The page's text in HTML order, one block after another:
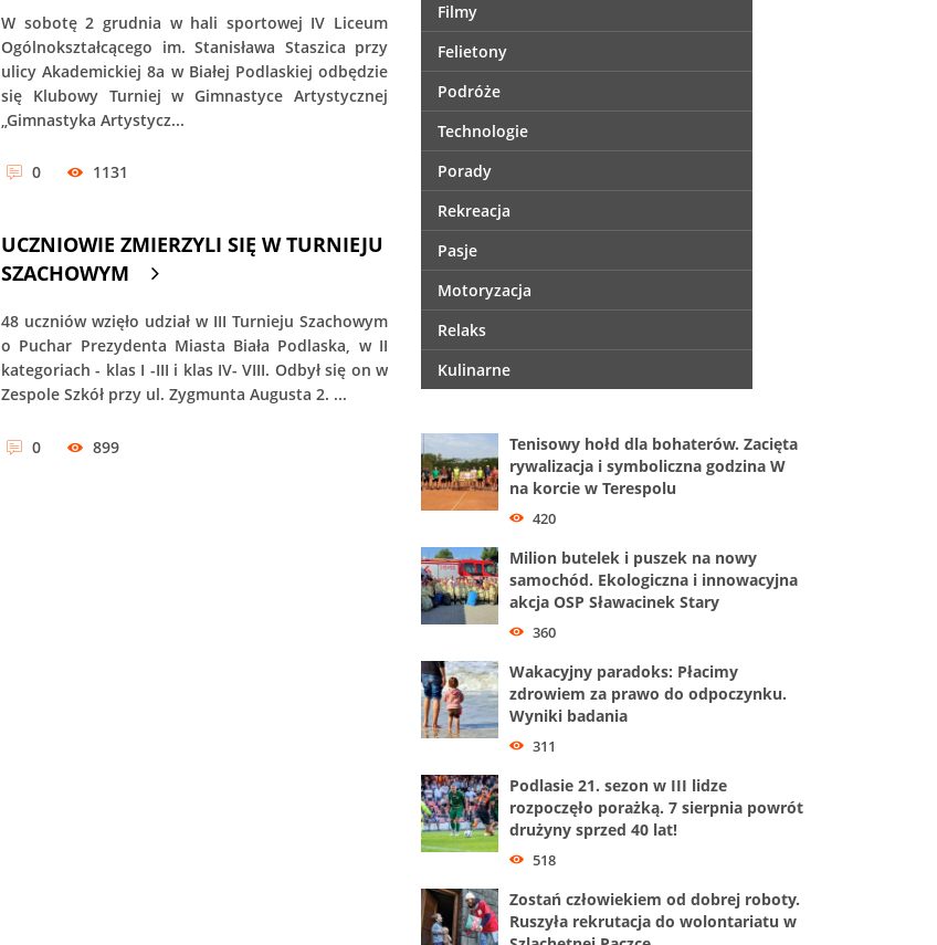
W sobotę 2 grudnia w hali sportowej IV Liceum
Ogólnokształcącego im. Stanisława Staszica przy
ulicy Akademickiej 8a w Białej Podlaskiej odbędzie
się Klubowy Turniej w Gimnastyce Artystycznej
„Gimnastyka Artystycz...
0 1131
UCZNIOWIE ZMIERZYLI SIĘ W TURNIEJU
SZACHOWYM
48 uczniów wzięło udział w III Turnieju Szachowym
o Puchar Prezydenta Miasta Biała Podlaska, w II
kategoriach - klas I -III i klas IV- VIII. Odbył się on w
Zespole Szkół przy ul. Zygmunta Augusta 2. ...
0 899
Filmy
Felietony
Podróże
Technologie
Porady
Rekreacja
Pasje
Motoryzacja
Relaks
Kulinarne
Tenisowy hołd dla bohaterów. Zacięta
rywalizacja i symboliczna godzina W
na korcie w Terespolu
420
Milion butelek i puszek na nowy
samochód. Ekologiczna i innowacyjna
akcja OSP Sławacinek Stary
360
Wakacyjny paradoks: Płacimy
zdrowiem za prawo do odpoczynku.
Wyniki badania
311
Podlasie 21. sezon w III lidze
rozpoczęło porażką. 7 sierpnia powrót
drużyny sprzed 40 lat!
518
Zostań człowiekiem od dobrej roboty.
Ruszyła rekrutacja do wolontariatu w